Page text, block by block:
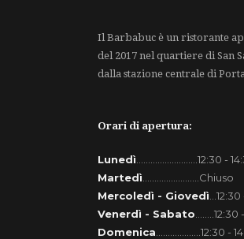
Il Barbabuc è un ristorante
del 2017 nel quartiere di San
dalla stazione centrale di
Orari di apertura:
Lunedì ..........................12:30 -
Martedì ........................Chiuso
Mercoledì - Giovedì
Venerdì - Sabato
Domenica ...................12:30 -